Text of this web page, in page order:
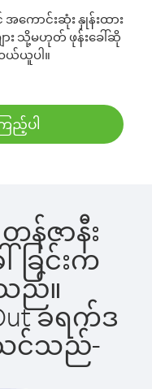
ကောင်းဆုံး နှုန်းထား
ား သို့မဟုတ် ဖုန်းခေါ်ဆို
ယူပါ။
ည့်ပါ
တန်ဇာနီး
ခြင်းက
ည်။
ခရက်ဒ
သင်သည်-